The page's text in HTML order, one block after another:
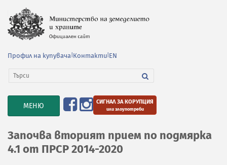
Профил на купувача Контакти EN
TOGGLE
NAVIGATION
МЕНЮ СИГНАЛ ЗА КОРУПЦИЯ
или злоупотреби
Започва вторият прием по подмярка
4.1 от ПРСР 2014-2020